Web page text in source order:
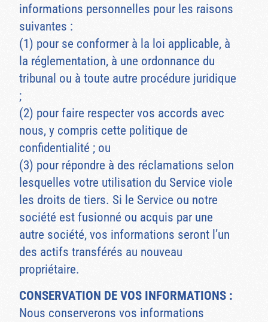
informations personnelles pour les raisons
suivantes :
(1) pour se conformer à la loi applicable, à
la réglementation, à une ordonnance du
tribunal ou à toute autre procédure juridique
;
(2) pour faire respecter vos accords avec
nous, y compris cette politique de
confidentialité ; ou
(3) pour répondre à des réclamations selon
lesquelles votre utilisation du Service viole
les droits de tiers. Si le Service ou notre
société est fusionné ou acquis par une
autre société, vos informations seront l’un
des actifs transférés au nouveau
propriétaire.
CONSERVATION DE VOS INFORMATIONS :
Nous conserverons vos informations